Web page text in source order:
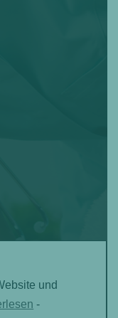
und
-